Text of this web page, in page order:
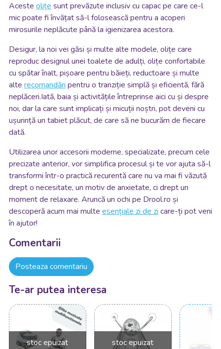
Aceste olițe sunt prevăzute inclusiv cu capac pe care ce-l
mic poate fi învățat să-l folosească pentru a acoperi
mirosurile neplăcute până la igienizarea acestora.
Desigur, la noi vei găsi și multe alte modele, olițe care
reproduc designul unei toalete de adulți, olițe confortabile
cu spătar înalt, pișoare pentru băieți, reductoare și multe
alte recomandări pentru o tranziție simplă și eficientă, fără
neplăceri.Iată, baia și activitățile întreprinse aici cu și despre
noi, dar la care sunt implicați și micuții noștri, pot deveni cu
ușurință un tabiet plăcut, de care să ne bucurăm de fiecare
dată.
Utilizarea unor accesorii moderne, specializate, precum cele
precizate anterior, vor simplifica procesul și te vor ajuta să-l
transformi într-o practică recurentă care nu va mai fi văzută
drept o necesitate, un motiv de anxietate, ci drept un
moment de relaxare. Aruncă un ochi pe Drool.ro și
descoperă acum mai multe esențiale zi de zi care-ți pot veni
în ajutor!
Comentarii
Posteaza comentariu
Te-ar putea interesa
stoc epuizat stoc epuizat